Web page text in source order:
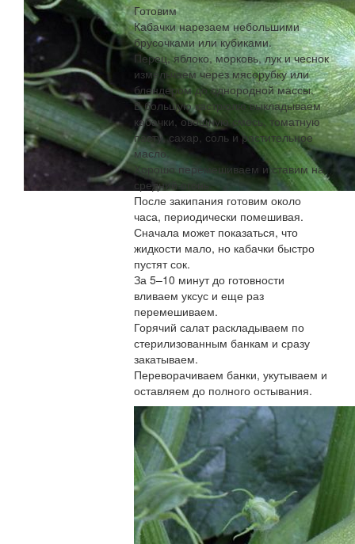
Готовим
Кабачки нарезаем небольшими
брусочками или кубиками.
Перец, яблоко, морковь, лук и чеснок
измельчаем через мясорубку или
блендером до однородной массы.
В большую кастрюлю выкладываем
кабачки, овощную смесь, томатную
пасту, сахар, соль и растительное
масло.
Хорошо перемешиваем и ставим на
средний огонь.
После закипания готовим около
часа, периодически помешивая.
Сначала может показаться, что
жидкости мало, но кабачки быстро
пустят сок.
За 5–10 минут до готовности
вливаем уксус и еще раз
перемешиваем.
Горячий салат раскладываем по
стерилизованным банкам и сразу
закатываем.
Переворачиваем банки, укутываем и
оставляем до полного остывания.